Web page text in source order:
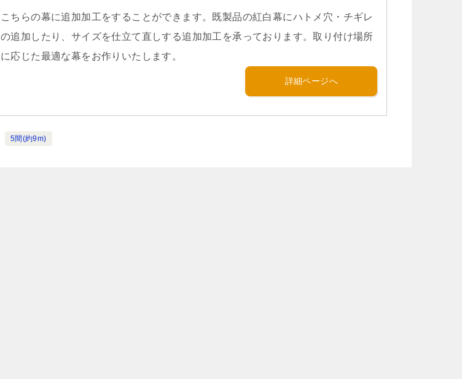
こちらの幕に追加加工をすることができます。既製品の紅白幕にハトメ穴・チギレ
の追加したり、サイズを仕立て直しする追加加工を承っております。取り付け場所
に応じた最適な幕をお作りいたします。
詳細ページへ
5間(約9m)